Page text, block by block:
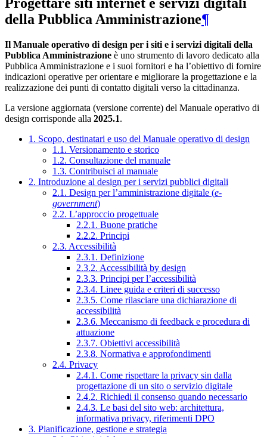
della Pubblica Amministrazione¶
Il Manuale operativo di design per i siti e i servizi digitali della
Pubblica Amministrazione è uno strumento di lavoro dedicato alla
Pubblica Amministrazione e i suoi fornitori e ha l’obiettivo di fornire
indicazioni operative per orientare e migliorare la progettazione e la
realizzazione dei punti di contatto digitali verso la cittadinanza.
La versione aggiornata (versione corrente) del Manuale operativo di
design corrisponde alla 2025.1.
1. Scopo, destinatari e uso del Manuale operativo di design
1.1. Versionamento e storico
1.2. Consultazione del manuale
1.3. Contribuisci al manuale
2. Introduzione al design per i servizi pubblici digitali
2.1. Design per l’amministrazione digitale (e-
government)
2.2. L’approccio progettuale
2.2.1. Buone pratiche
2.2.2. Principi
2.3. Accessibilità
2.3.1. Definizione
2.3.2. Accessibilità by design
2.3.3. Principi per l’accessibilità
2.3.4. Linee guida e criteri di successo
2.3.5. Come rilasciare una dichiarazione di
accessibilità
2.3.6. Meccanismo di feedback e procedura di
attuazione
2.3.7. Obiettivi accessibilità
2.3.8. Normativa e approfondimenti
2.4. Privacy
2.4.1. Come rispettare la privacy sin dalla
progettazione di un sito o servizio digitale
2.4.2. Richiedi il consenso quando necessario
2.4.3. Le basi del sito web: architettura,
informativa privacy, riferimenti DPO
3. Pianificazione, gestione e strategia